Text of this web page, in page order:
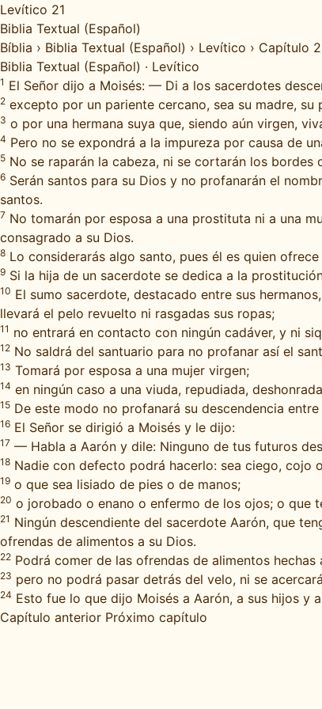
Levítico 21
Biblia Textual (Español)
Bíblia › Biblia Textual (Español) › Levítico › Capítulo
Biblia Textual (Español) · Levítico
1 El Señor dijo a Moisés: — Di a los sacerdotes
2 excepto por un pariente cercano, sea su madre, su
3 o por una hermana suya que, siendo aún virgen,
4 Pero no se expondrá a la impureza por causa de
5 No se raparán la cabeza, ni se cortarán los bordes
6 Serán santos para su Dios y no profanarán el
santos.
7 No tomarán por esposa a una prostituta ni a una
consagrado a su Dios.
8 Lo considerarás algo santo, pues él es quien
9 Si la hija de un sacerdote se dedica a la
10 El sumo sacerdote, destacado entre sus
llevará el pelo revuelto ni rasgadas sus ropas;
11 no entrará en contacto con ningún cadáver, y ni
12 No saldrá del santuario para no profanar así el
13 Tomará por esposa a una mujer virgen;
14 en ningún caso a una viuda, repudiada,
15 De este modo no profanará su descendencia
16 El Señor se dirigió a Moisés y le dijo:
17 — Habla a Aarón y dile: Ninguno de tus futuros
18 Nadie con defecto podrá hacerlo: sea ciego, cojo
19 o que sea lisiado de pies o de manos;
20 o jorobado o enano o enfermo de los ojos; o que
21 Ningún descendiente del sacerdote Aarón, que
ofrendas de alimentos a su Dios.
22 Podrá comer de las ofrendas de alimentos hechas
23 pero no podrá pasar detrás del velo, ni se
24 Esto fue lo que dijo Moisés a Aarón, a sus hijos y
Capítulo anterior Próximo capítulo